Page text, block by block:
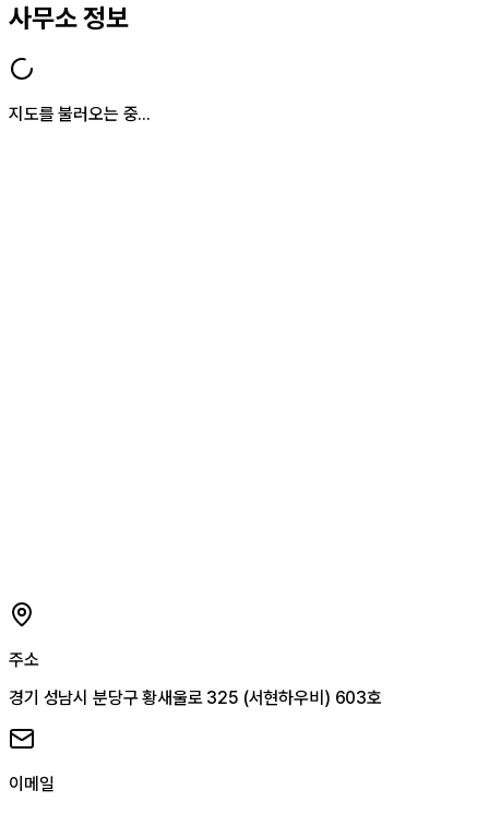
사무소 정보
지도를 불러오는 중...
주소
경기 성남시 분당구 황새울로 325 (서현하우비) 603호
이메일